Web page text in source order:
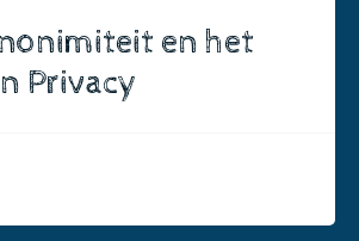
en het
Privacy